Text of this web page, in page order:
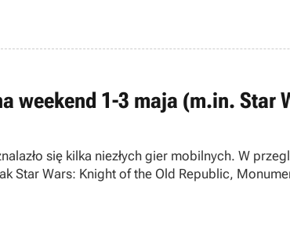
weekend 1-3 maja (m.in. Star
się kilka niezłych gier mobilnych. W
Star Wars: Knight of the Old Republic,
i Terraria.